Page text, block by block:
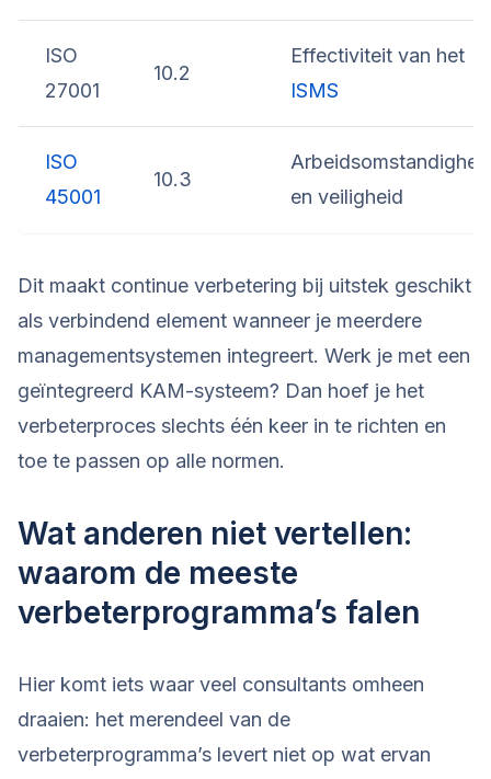
ISO
27001
10.2
Effectiviteit van het
ISMS
ISO
45001
10.3
en veiligheid
Dit maakt continue verbetering bij uitstek geschikt
als verbindend element wanneer je meerdere
managementsystemen integreert. Werk je met een
geïntegreerd KAM-systeem? Dan hoef je het
verbeterproces slechts één keer in te richten en
toe te passen op alle normen.
Wat anderen niet vertellen:
waarom de meeste
verbeterprogramma’s falen
Hier komt iets waar veel consultants omheen
draaien: het merendeel van de
verbeterprogramma’s levert niet op wat ervan